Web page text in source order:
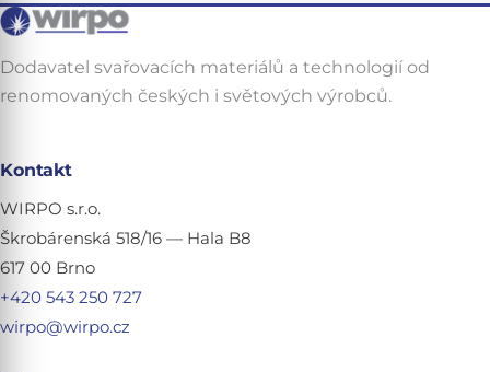
Dodavatel svařovacích materiálů a technologií od
renomovaných českých i světových výrobců.
Kontakt
WIRPO s.r.o.
Škrobárenská 518/16 — Hala B8
617 00 Brno
+420 543 250 727
wirpo@wirpo.cz